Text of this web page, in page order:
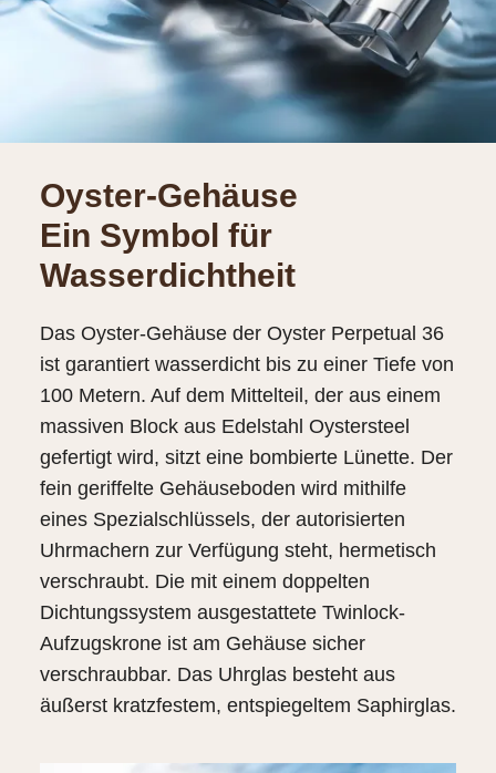
Oyster-Gehäuse
Ein Symbol für
Wasserdichtheit
Das Oyster-Gehäuse der Oyster Perpetual 36
ist garantiert wasserdicht bis zu einer Tiefe von
100 Metern. Auf dem Mittelteil, der aus einem
massiven Block aus Edelstahl Oystersteel
gefertigt wird, sitzt eine bombierte Lünette. Der
fein geriffelte Gehäuseboden wird mithilfe
eines Spezialschlüssels, der autorisierten
Uhrmachern zur Verfügung steht, hermetisch
verschraubt. Die mit einem doppelten
Dichtungssystem ausgestattete Twinlock-
Aufzugskrone ist am Gehäuse sicher
verschraubbar. Das Uhrglas besteht aus
äußerst kratzfestem, entspiegeltem Saphirglas.